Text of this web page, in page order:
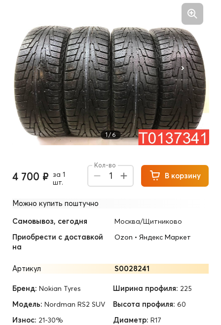
1 / 6
4 700 ₽ за 1
шт.
Кол-во
1 В корзину
Можно купить поштучно
Самовывоз, сегодня
Москва/Щитниково
Приобрести с доставкой
на
Ozon • Яндекс Маркет
Артикул S0028241
Бренд: Nokian Tyres Ширина профиля: 225
Модель: Nordman RS2 SUV Высота профиля: 60
Износ: 21-30% Диаметр: R17